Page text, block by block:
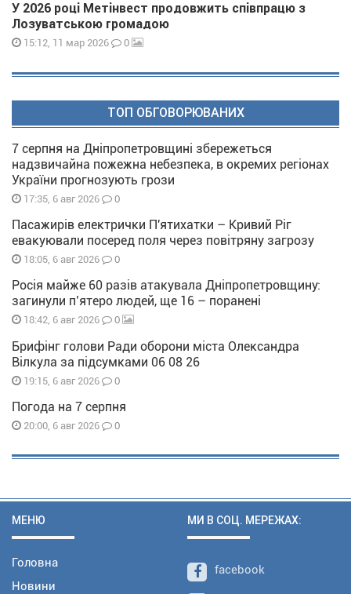
У 2026 році Метінвест продовжить співпрацю з
Лозуватською громадою
15:12, 11 мар 2026 0
ТОП ОБГОВОРЮВАНИХ
7 серпня на Дніпропетровщині збережеться
надзвичайна пожежна небезпека, в окремих регіонах
України прогнозують грози
17:35, 6 авг 2026 0
Пасажирів електрички П'ятихатки – Кривий Ріг
евакуювали посеред поля через повітряну загрозу
18:05, 6 авг 2026 0
Росія майже 60 разів атакувала Дніпропетровщину:
загинули п’ятеро людей, ще 16 – поранені
18:42, 6 авг 2026 0
Брифінг голови Ради оборони міста Олександра
Вілкула за підсумками 06 08 26
19:15, 6 авг 2026 0
Погода на 7 серпня
20:00, 6 авг 2026 0
МЕНЮ
Головна
Новини
МИ В СОЦ. МЕРЕЖАХ:
facebook